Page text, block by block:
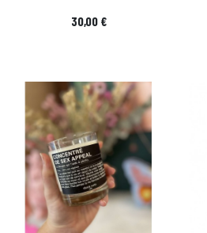
Prix
30,00 €